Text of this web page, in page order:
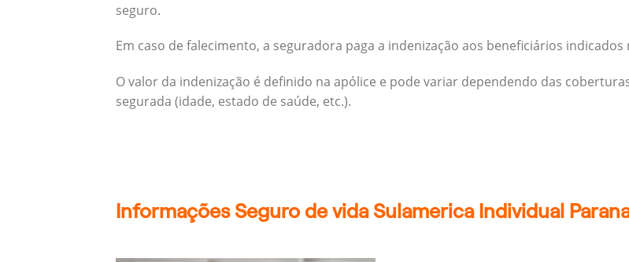
seguro.
Em caso de falecimento, a seguradora paga a indenização aos beneficiários indicados
O valor da indenização é definido na apólice e pode variar dependendo das
segurada (idade, estado de saúde, etc.).
Informações Seguro de vida Sulamerica Individual